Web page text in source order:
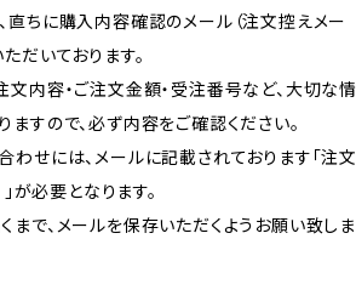
直ちに購入内容確認のメール（注文控えメー
だいております。
文内容・ご注文金額・受注番号など、大切な情
すので、必ず内容をご確認ください。
せには、メールに記載されております「注文
が必要となります。
まで、メールを保存いただくようお願い致しま